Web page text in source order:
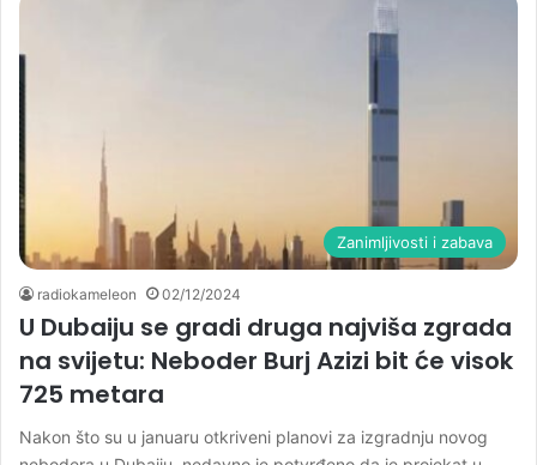
Zanimljivosti i zabava
radiokameleon 02/12/2024
U Dubaiju se gradi druga najviša zgrada
na svijetu: Neboder Burj Azizi bit će visok
725 metara
Nakon što su u januaru otkriveni planovi za izgradnju novog